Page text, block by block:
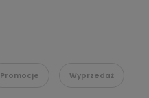
Promocje Wyprzedaż